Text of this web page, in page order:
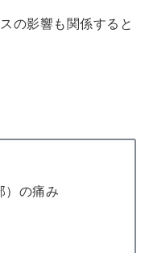
の影響も関係すると
）の痛み